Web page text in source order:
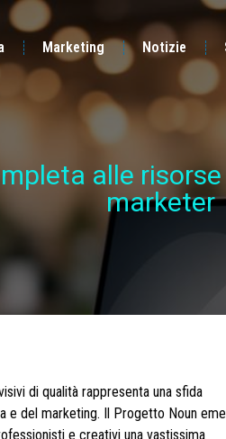
Marketing Notizie
alle
marketer
di qualità rappresenta una sfida
e del marketing. Il Progetto Noun
e creativi una vastissima